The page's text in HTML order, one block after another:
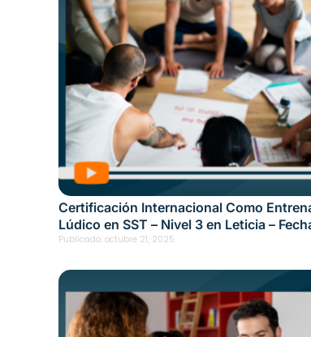
Certificación Internacional Como
Lúdico en SST – Nivel 3 en Leticia –
octubre 16, 2025
Publicado: octubre 21, 2025